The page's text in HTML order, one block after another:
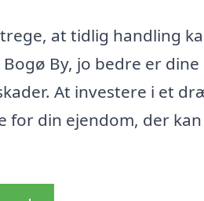
at tidlig handling
By, jo bedre er
At investere i et
for din ejendom, der